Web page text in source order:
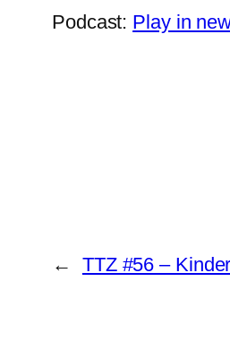
Podcast: Play in
← TTZ #56 –